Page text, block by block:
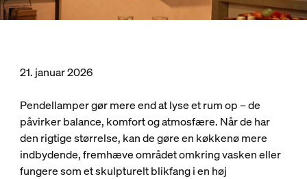
21. januar 2026
Pendellamper gør mere end at lyse et rum op – de
påvirker balance, komfort og atmosfære. Når de har
den rigtige størrelse, kan de gøre en køkkenø mere
indbydende, fremhæve området omkring vasken eller
fungere som et skulpturelt blikfang i en høj